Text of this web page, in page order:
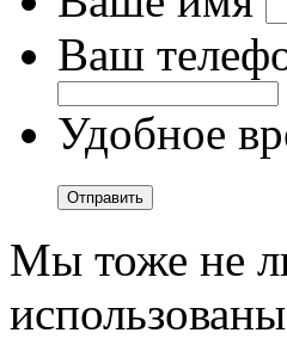
Ваш
Удобное
Мы тоже не